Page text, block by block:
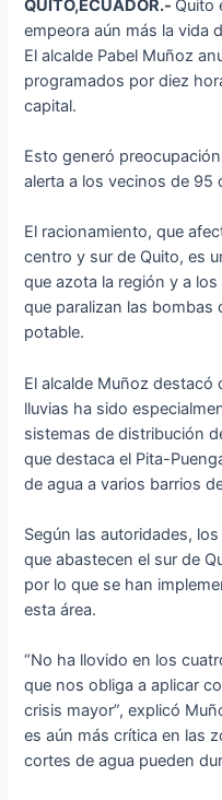
QUITO,ECUADOR.- Quito
empeora aún más la vida
El alcalde Pabel Muñoz
programados por diez
capital.
Esto generó
alerta a los vecinos de 95
El racionamiento, que
centro y sur de Quito, es
que azota la región y a
que paralizan las bombas
potable.
El alcalde Muñoz destacó
lluvias ha sido
sistemas de distribución
que destaca el Pita-
de agua a varios barrios
Según las autoridades,
que abastecen el sur de
por lo que se han
esta área.
“No ha llovido en los
que nos obliga a aplicar
crisis mayor”, explicó
es aún más crítica en las
cortes de agua pueden